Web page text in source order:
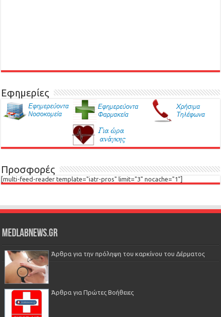
Εφημερίες
Προσφορές
[multi-feed-reader template="iatr-pros" limit="3" nocache="1"]
Medlabnews.gr
Άρθρα για την πρόληψη του καρκίνου του Δέρματος
Άρθρα για Πρώτες Βοήθειες